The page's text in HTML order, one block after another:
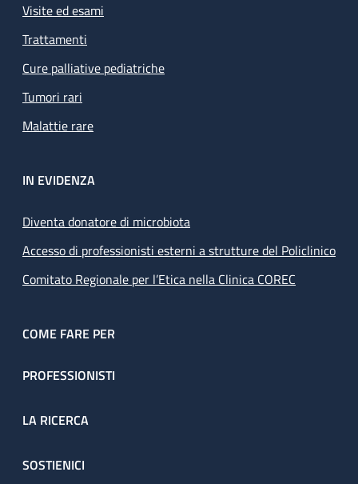
Visite ed esami
Trattamenti
Cure palliative pediatriche
Tumori rari
Malattie rare
IN EVIDENZA
Diventa donatore di microbiota
Accesso di professionisti esterni a strutture del Policlinico
Comitato Regionale per l’Etica nella Clinica COREC
COME FARE PER
PROFESSIONISTI
LA RICERCA
SOSTIENICI